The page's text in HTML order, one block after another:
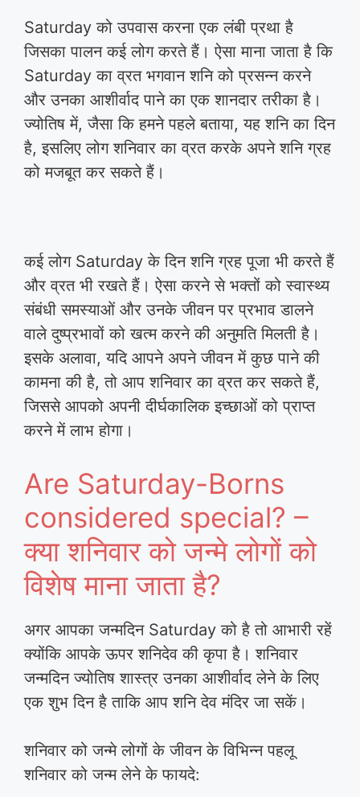
Saturday को उपवास करना एक लंबी प्रथा है
जिसका पालन कई लोग करते हैं। ऐसा माना जाता है कि
Saturday का व्रत भगवान शनि को प्रसन्न करने
और उनका आशीर्वाद पाने का एक शानदार तरीका है।
ज्योतिष में, जैसा कि हमने पहले बताया, यह शनि का दिन
है, इसलिए लोग शनिवार का व्रत करके अपने शनि ग्रह
को मजबूत कर सकते हैं।
कई लोग Saturday के दिन शनि ग्रह पूजा भी करते हैं
और व्रत भी रखते हैं। ऐसा करने से भक्तों को स्वास्थ्य
संबंधी समस्याओं और उनके जीवन पर प्रभाव डालने
वाले दुष्प्रभावों को खत्म करने की अनुमति मिलती है।
इसके अलावा, यदि आपने अपने जीवन में कुछ पाने की
कामना की है, तो आप शनिवार का व्रत कर सकते हैं,
जिससे आपको अपनी दीर्घकालिक इच्छाओं को प्राप्त
करने में लाभ होगा।
Are Saturday-Borns
considered special? –
क्या शनिवार को जन्मे लोगों को
विशेष माना जाता है?
अगर आपका जन्मदिन Saturday को है तो आभारी रहें
क्योंकि आपके ऊपर शनिदेव की कृपा है। शनिवार
जन्मदिन ज्योतिष शास्त्र उनका आशीर्वाद लेने के लिए
एक शुभ दिन है ताकि आप शनि देव मंदिर जा सकें।
शनिवार को जन्मे लोगों के जीवन के विभिन्न पहलू
शनिवार को जन्म लेने के फायदे: